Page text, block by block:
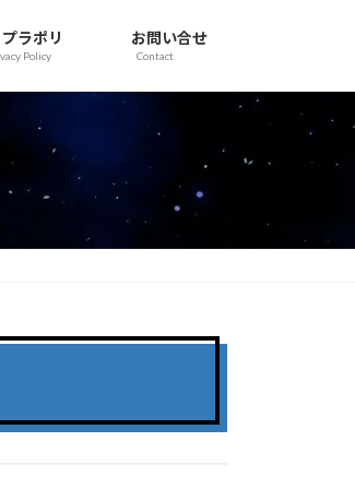
プラポリ
Policy
お問い合せ
Contact